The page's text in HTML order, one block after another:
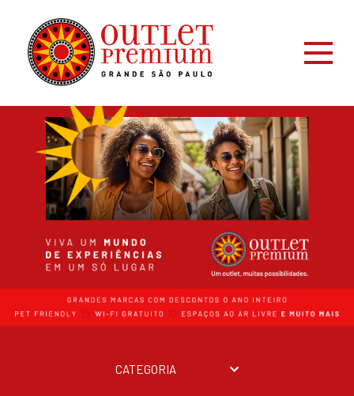
CATEGORIA